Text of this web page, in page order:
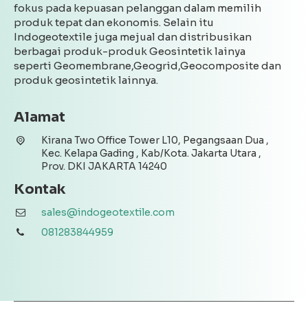
fokus pada kepuasan pelanggan dalam memilih
produk tepat dan ekonomis. Selain itu
Indogeotextile juga mejual dan distribusikan
berbagai produk-produk Geosintetik lainya
seperti Geomembrane,Geogrid,Geocomposite dan
produk geosintetik lainnya.
Alamat
Kirana Two Office Tower L10, Pegangsaan Dua ,
Kec. Kelapa Gading , Kab/Kota. Jakarta Utara ,
Prov. DKI JAKARTA 14240
Kontak
sales@indogeotextile.com
081283844959